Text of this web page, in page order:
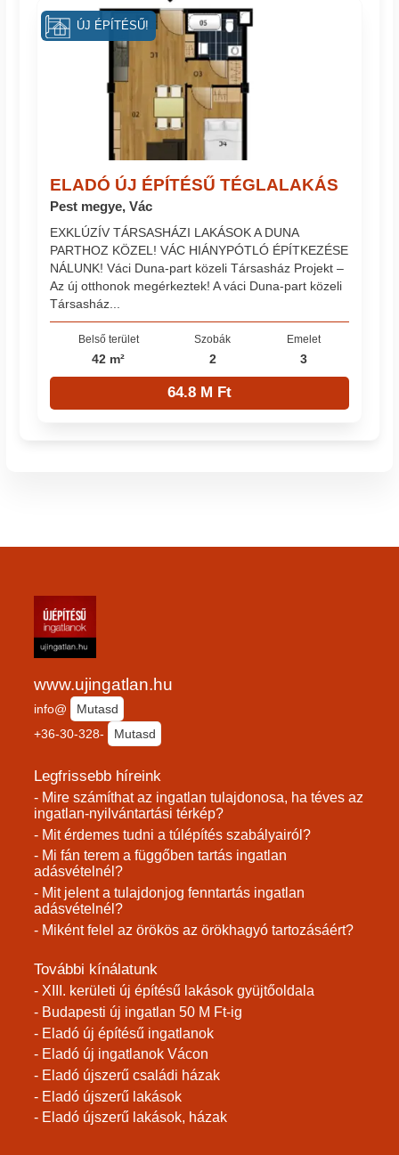
ELADÓ ÚJ ÉPÍTÉSŰ TÉGLALAKÁS
Pest megye, Vác
EXKLÚZÍV TÁRSASHÁZI LAKÁSOK A DUNA
PARTHOZ KÖZEL! VÁC HIÁNYPÓTLÓ ÉPÍTKEZÉSE
NÁLUNK! Váci Duna-part közeli Társasház Projekt –
Az új otthonok megérkeztek! A váci Duna-part közeli
Társasház...
Belső terület
42 m²
Szobák
2
Emelet
3
64.8 M Ft
ÚJ ÉPÍTÉSŰ!
www.ujingatlan.hu
info@
Mutasd
+36-30-328-
Mutasd
Legfrissebb híreink
- Mire számíthat az ingatlan tulajdonosa, ha téves az
ingatlan-nyilvántartási térkép?
- Mit érdemes tudni a túlépítés szabályairól?
- Mi fán terem a függőben tartás ingatlan
adásvételnél?
- Mit jelent a tulajdonjog fenntartás ingatlan
adásvételnél?
- Miként felel az örökös az örökhagyó tartozásáért?
További kínálatunk
- XIII. kerületi új építésű lakások gyüjtőoldala
- Budapesti új ingatlan 50 M Ft-ig
- Eladó új építésű ingatlanok
- Eladó új ingatlanok Vácon
- Eladó újszerű családi házak
- Eladó újszerű lakások
- Eladó újszerű lakások, házak